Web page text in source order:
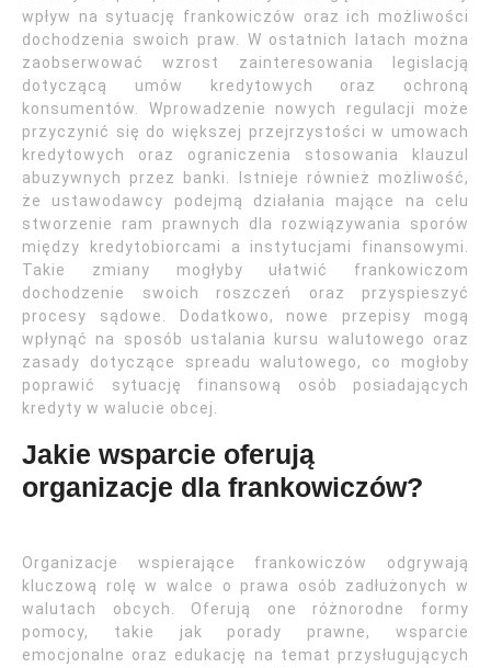
wpływ na sytuację frankowiczów oraz ich możliwości
dochodzenia swoich praw. W ostatnich latach można
zaobserwować wzrost zainteresowania legislacją
dotyczącą umów kredytowych oraz ochroną
konsumentów. Wprowadzenie nowych regulacji może
przyczynić się do większej przejrzystości w umowach
kredytowych oraz ograniczenia stosowania klauzul
abuzywnych przez banki. Istnieje również możliwość,
że ustawodawcy podejmą działania mające na celu
stworzenie ram prawnych dla rozwiązywania sporów
między kredytobiorcami a instytucjami finansowymi.
Takie zmiany mogłyby ułatwić frankowiczom
dochodzenie swoich roszczeń oraz przyspieszyć
procesy sądowe. Dodatkowo, nowe przepisy mogą
wpłynąć na sposób ustalania kursu walutowego oraz
zasady dotyczące spreadu walutowego, co mogłoby
poprawić sytuację finansową osób posiadających
kredyty w walucie obcej.
Jakie wsparcie oferują
organizacje dla frankowiczów?
Organizacje wspierające frankowiczów odgrywają
kluczową rolę w walce o prawa osób zadłużonych w
walutach obcych. Oferują one różnorodne formy
pomocy, takie jak porady prawne, wsparcie
emocjonalne oraz edukację na temat przysługujących